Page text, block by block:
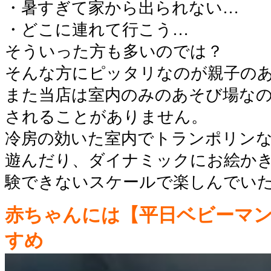
・暑すぎて家から出られない…
・どこに連れて行こう…
そういった方も多いのでは？
そんな方にピッタリなのが親子の
また当店は室内のみのあそび場な
されることがありません。
冷房の効いた室内でトランポリン
遊んだり、ダイナミックにお絵か
験できないスケールで楽しんでい
赤ちゃんには【平日ベビーマ
すめ